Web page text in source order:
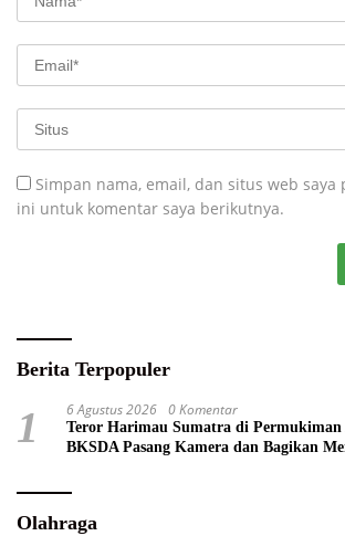
Simpan nama, email, dan situs web saya
ini untuk komentar saya berikutnya.
Berita Terpopuler
1 6 Agustus 2026 0 Komentar
Teror Harimau Sumatra di Permukiman
BKSDA Pasang Kamera dan Bagikan
Olahraga